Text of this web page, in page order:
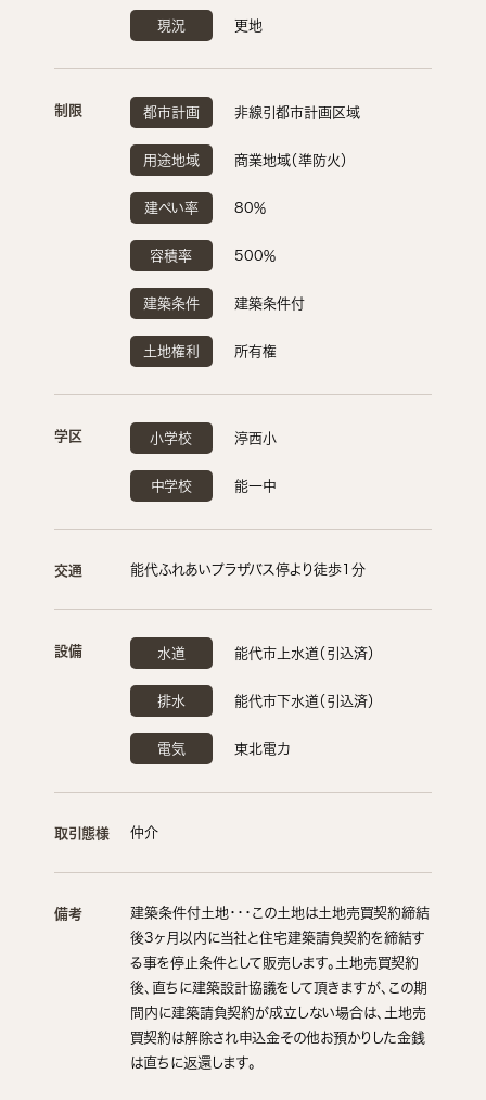
現況 更地
制限 都市計画 非線引都市計画区域
用途地域 商業地域（準防火）
建ぺい率 80％
容積率 500％
建築条件 建築条件付
土地権利 所有権
学区 小学校 渟西小
中学校 能一中
交通 能代ふれあいプラザバス停より徒歩1分
設備 水道 能代市上水道（引込済）
排水 能代市下水道（引込済）
電気 東北電力
取引態様 仲介
備考
建築条件付土地・・・この土地は土地売買契約締結
後3ヶ月以内に当社と住宅建築請負契約を締結す
る事を停止条件として販売します。土地売買契約
後、直ちに建築設計協議をして頂きますが、この期
間内に建築請負契約が成立しない場合は、土地売
買契約は解除され申込金その他お預かりした金銭
は直ちに返還します。